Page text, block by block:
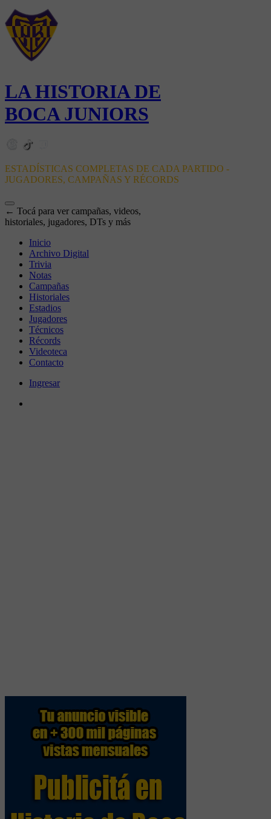
LA HISTORIA DE
BOCA JUNIORS
ESTADÍSTICAS COMPLETAS DE CADA PARTIDO -
JUGADORES, CAMPAÑAS Y RÉCORDS
← Tocá para ver campañas, videos,
historiales, jugadores, DTs y más
Inicio
Archivo Digital
Trivia
Notas
Campañas
Historiales
Estadios
Jugadores
Técnicos
Récords
Videoteca
Contacto
Ingresar